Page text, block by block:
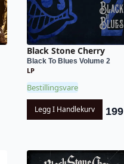
Black Stone Cherry
Black To Blues Volume 2
LP
Bestillingsvare
Legg I Handlekurv 199